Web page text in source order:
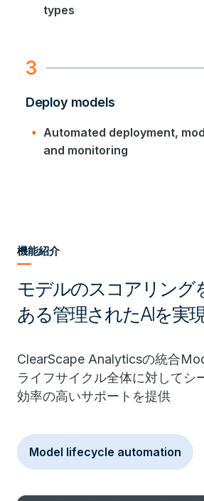
types
3
Deploy models
Automated deployment,
and monitoring
機能紹介
モデルのスコアリング
ある管理されたAIを実
ClearScape Analyticsの統合
ライフサイクル全体に対してシ
効率の高いサポートを提供
Model lifecycle automation